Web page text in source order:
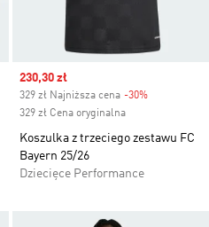
Sale price
230,30 zł
329 zł Najniższa cena -30%
329 zł Cena oryginalna
Koszulka z trzeciego zestawu FC
Bayern 25/26
Dziecięce Performance